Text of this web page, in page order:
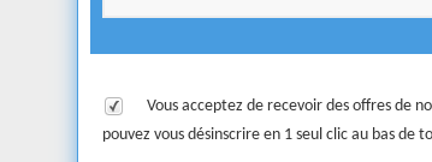
Vous acceptez de recevoir des offres de
pouvez vous désinscrire en 1 seul clic au bas de